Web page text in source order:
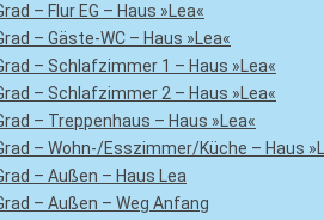
– Flur EG – Haus »Lea«
– Gäste-WC – Haus »Lea«
– Schlafzimmer 1 – Haus »Lea«
– Schlafzimmer 2 – Haus »Lea«
– Treppenhaus – Haus »Lea«
– Wohn-/Esszimmer/Küche – Haus
– Außen – Haus Lea
– Außen – Weg Anfang